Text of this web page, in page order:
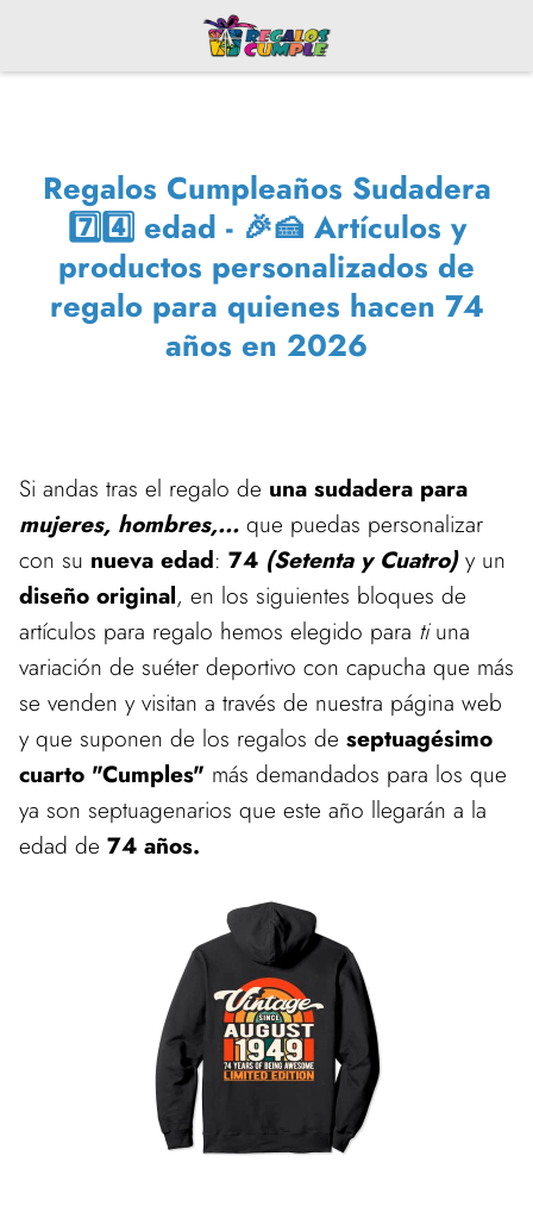
Regalos Cumpleaños Sudadera
7️⃣4️⃣ edad - 🎉🍰 Artículos y
productos personalizados de
regalo para quienes hacen 74
años en 2026
Si andas tras el regalo de una sudadera para
mujeres, hombres,... que puedas personalizar
con su nueva edad: 74 (Setenta y Cuatro)y un
diseño original, en los siguientes bloques de
artículos para regalo hemos elegido para tiuna
variación de suéter deportivo con capucha que más
se venden y visitan a través de nuestra página web
y que suponen de los regalos de septuagésimo
cuarto "Cumples" más demandados para los que
ya son septuagenarios que este año llegarán a la
edad de 74 años.